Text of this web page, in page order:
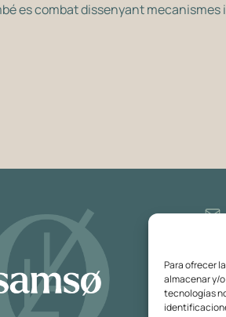
Para ofrecer
almacenar y/
tecnologías
es combat dissenyant